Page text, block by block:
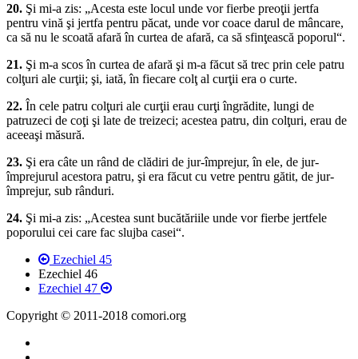
20. Şi mi-a zis: „Acesta este locul unde vor fierbe preoţii jertfa
pentru vină şi jertfa pentru păcat, unde vor coace darul de mâncare,
ca să nu le scoată afară în curtea de afară, ca să sfinţească poporul“.
21. Şi m-a scos în curtea de afară şi m-a făcut să trec prin cele patru
colţuri ale curţii; şi, iată, în fiecare colţ al curţii era o curte.
22. În cele patru colţuri ale curţii erau curţi îngrădite, lungi de
patruzeci de coţi şi late de treizeci; acestea patru, din colţuri, erau de
aceeaşi măsură.
23. Şi era câte un rând de clădiri de jur-împrejur, în ele, de jur-
împrejurul acestora patru, şi era făcut cu vetre pentru gătit, de jur-
împrejur, sub rânduri.
24. Şi mi-a zis: „Acestea sunt bucătăriile unde vor fierbe jertfele
poporului cei care fac slujba casei“.
Ezechiel 45
Ezechiel 46
Ezechiel 47
Copyright © 2011-2018 comori.org